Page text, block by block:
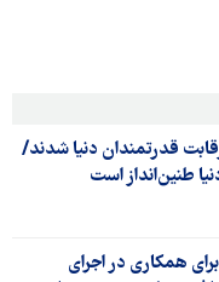
قدرتمندان دنیا شدند/
طنین‌انداز است
همکاری در اجرای